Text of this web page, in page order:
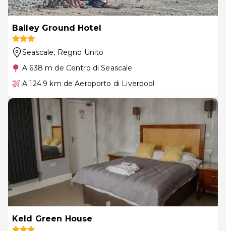
Bailey Ground Hotel
Seascale, Regno Unito
A 638 m de Centro di Seascale
A 124.9 km de Aeroporto di Liverpool
Keld Green House